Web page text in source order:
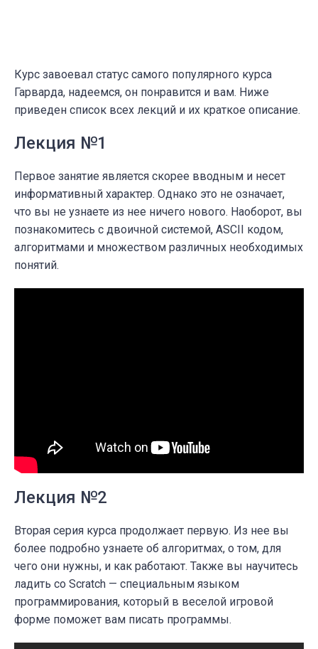
Курс завоевал статус самого популярного курса
Гарварда, надеемся, он понравится и вам. Ниже
приведен список всех лекций и их краткое описание.
Лекция №1
Первое занятие является скорее вводным и несет
информативный характер. Однако это не означает,
что вы не узнаете из нее ничего нового. Наоборот, вы
познакомитесь с двоичной системой, ASCII кодом,
алгоритмами и множеством различных необходимых
понятий.
Лекция №2
Вторая серия курса продолжает первую. Из нее вы
более подробно узнаете об алгоритмах, о том, для
чего они нужны, и как работают. Также вы научитесь
ладить со Scratch — специальным языком
программирования, который в веселой игровой
форме поможет вам писать программы.